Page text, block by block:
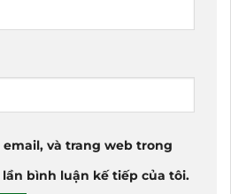
và trang web trong
bình luận kế tiếp của tôi.